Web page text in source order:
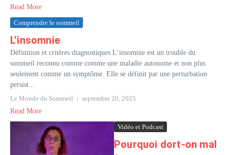
Read More
Comprendre le sommeil
L’insomnie
Définition et critères diagnostiques L’insomnie est un trouble du
sommeil reconnu comme comme une maladie autonome et non plus
seulement comme un symptôme. Elle se définit par une perturbation
persist...
Le Monde du Sommeil
septembre 20, 2025
Read More
Vidéo et Podcast
Pourquoi dort-on mal